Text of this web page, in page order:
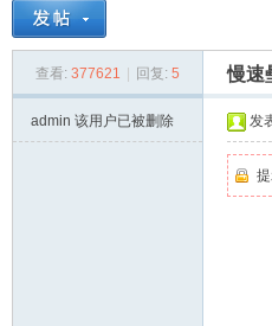
» › ›
查看: 377621 回复: 5 慢速
admin 该用户已被删除 发